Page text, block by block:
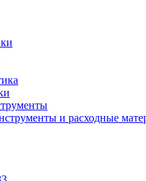
и расходные